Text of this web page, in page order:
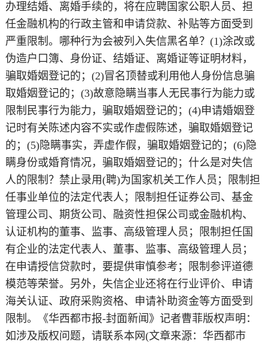
办理结婚、离婚手续的，将在应聘国家公职人员、担
任金融机构的行政主管和申请贷款、补贴等方面受到
严重限制。哪种行为会被列入失信黑名单？(1)涂改或
伪造户口簿、身份证、结婚证、离婚证等证明材料，
骗取婚姻登记的；(2)冒名顶替或利用他人身份信息骗
取婚姻登记的；(3)故意隐瞒当事人无民事行为能力或
限制民事行为能力，骗取婚姻登记的；(4)申请婚姻登
记时有关陈述内容不实或作虚假陈述，骗取婚姻登记
的；(5)隐瞒事实，弄虚作假，骗取婚姻登记的；(6)隐
瞒身份或婚育情况，骗取婚姻登记的；什么是对失信
人的限制？禁止录用(聘)为国家机关工作人员；限制担
任事业单位的法定代表人；限制担任证券公司、基金
管理公司、期货公司、融资性担保公司或金融机构、
认证机构的董事、监事、高级管理人员；限制担任国
有企业的法定代表人、董事、监事、高级管理人员；
在申请授信贷款时，要提供审慎参考；限制参评道德
模范等荣誉。另外，失信企业还将在行业评价、申请
海关认证、政府采购资格、申请补助资金等方面受到
限制。《华西都市报-封面新闻》记者曹菲版权声明：
如涉及版权问题，请联系本网(文章来源：华西都市